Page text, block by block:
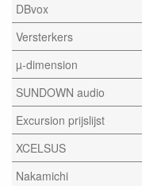
DBvox
Versterkers
µ-dimension
SUNDOWN audio
Excursion prijslijst
XCELSUS
Nakamichi